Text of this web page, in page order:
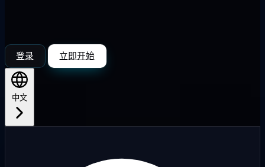
登录 立即开始
中文